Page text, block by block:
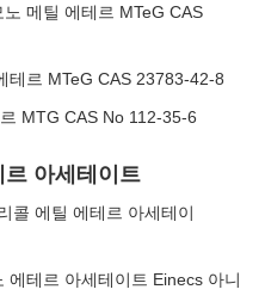
메틸 에테르 MTeG CAS
테르 MTeG CAS 23783-42-8
MTG CAS No 112-35-6
아세테이트
콜 에틸 에테르 아세테이
테르 아세테이트 Einecs 아니